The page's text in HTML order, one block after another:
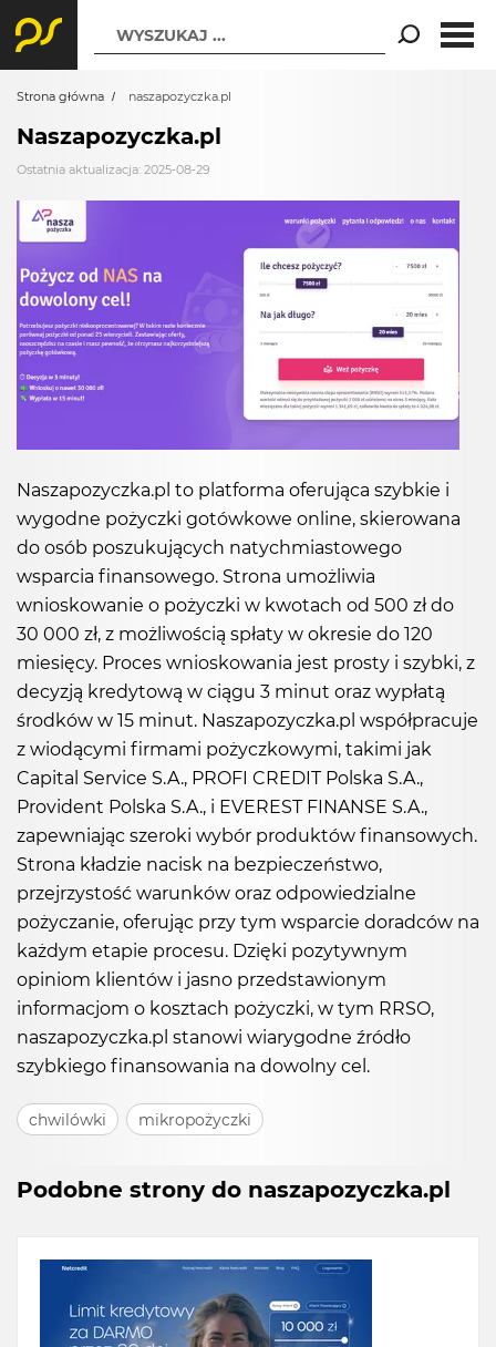
WYSZUKAJ ...
Strona główna naszapozyczka.pl
Naszapozyczka.pl
Ostatnia aktualizacja: 2025-08-29
Naszapozyczka.pl to platforma oferująca szybkie i
wygodne pożyczki gotówkowe online, skierowana
do osób poszukujących natychmiastowego
wsparcia finansowego. Strona umożliwia
wnioskowanie o pożyczki w kwotach od 500 zł do
30 000 zł, z możliwością spłaty w okresie do 120
miesięcy. Proces wnioskowania jest prosty i szybki, z
decyzją kredytową w ciągu 3 minut oraz wypłatą
środków w 15 minut. Naszapozyczka.pl współpracuje
z wiodącymi firmami pożyczkowymi, takimi jak
Capital Service S.A., PROFI CREDIT Polska S.A.,
Provident Polska S.A., i EVEREST FINANSE S.A.,
zapewniając szeroki wybór produktów finansowych.
Strona kładzie nacisk na bezpieczeństwo,
przejrzystość warunków oraz odpowiedzialne
pożyczanie, oferując przy tym wsparcie doradców na
każdym etapie procesu. Dzięki pozytywnym
opiniom klientów i jasno przedstawionym
informacjom o kosztach pożyczki, w tym RRSO,
naszapozyczka.pl stanowi wiarygodne źródło
szybkiego finansowania na dowolny cel.
chwilówki mikropożyczki
Podobne strony do naszapozyczka.pl